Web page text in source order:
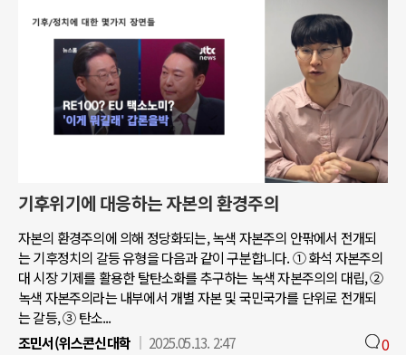
기후위기에 대응하는 자본의 환경주의
자본의 환경주의에 의해 정당화되는, 녹색 자본주의 안팎에서 전개되
는 기후정치의 갈등 유형을 다음과 같이 구분합니다. ① 화석 자본주의
대 시장 기제를 활용한 탈탄소화를 추구하는 녹색 자본주의의 대립, ②
녹색 자본주의라는 내부에서 개별 자본 및 국민국가를 단위로 전개되
는 갈등, ③ 탄소...
조민서(위스콘신대학
2025.05.13. 2:47 0